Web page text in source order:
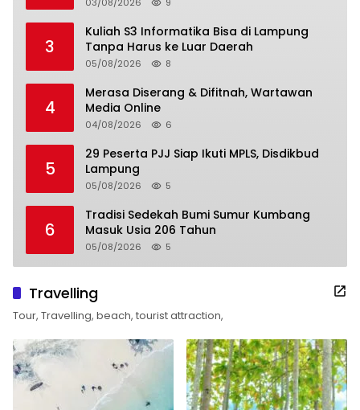
3
Kuliah S3 Informatika Bisa di Lampung
Tanpa Harus ke Luar Daerah
05/08/2026 8
4
Merasa Diserang & Difitnah, Wartawan
Media Online
04/08/2026 6
5
29 Peserta PJJ Siap Ikuti MPLS, Disdikbud
Lampung
05/08/2026 5
6
Tradisi Sedekah Bumi Sumur Kumbang
Masuk Usia 206 Tahun
05/08/2026 5
Travelling
Tour, Travelling, beach, tourist attraction,